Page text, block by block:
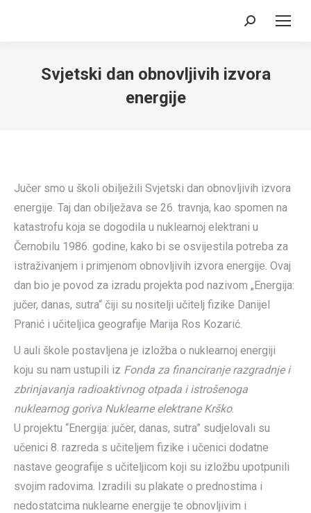
Search:
Svjetski dan obnovljivih izvora
energije
Jučer smo u školi obilježili Svjetski dan obnovljivih izvora
energije. Taj dan obilježava se 26. travnja, kao spomen na
katastrofu koja se dogodila u nuklearnoj elektrani u
Černobilu 1986. godine, kako bi se osvijestila potreba za
istraživanjem i primjenom obnovljivih izvora energije. Ovaj
dan bio je povod za izradu projekta pod nazivom „Energija:
jučer, danas, sutra“ čiji su nositelji učitelj fizike Danijel
Pranić i učiteljica geografije Marija Ros Kozarić.
U auli škole postavljena je izložba o nuklearnoj energiji
koju su nam ustupili iz Fonda za financiranje razgradnje i
zbrinjavanja radioaktivnog otpada i istrošenoga
nuklearnog goriva Nuklearne elektrane Krško.
U projektu “Energija: jučer, danas, sutra” sudjelovali su
učenici 8. razreda s učiteljem fizike i učenici dodatne
nastave geografije s učiteljicom koji su izložbu upotpunili
svojim radovima. Izradili su plakate o prednostima i
nedostatcima nuklearne energije te obnovljivim i